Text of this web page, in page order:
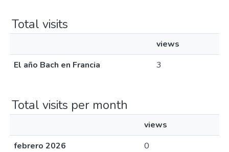
Total visits
views
El año Bach en Francia
3
Total visits per month
views
febrero 2026
0